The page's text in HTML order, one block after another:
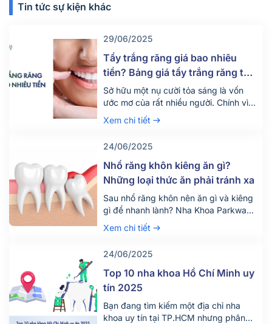
Tin tức sự kiện khác
29/06/2025
Tẩy trắng răng giá bao nhiêu
tiền? Bảng giá tẩy trắng răng tại
nha khoa mới nhất 2025
Sở hữu một nụ cười tỏa sáng là vốn
ước mơ của rất nhiều người. Chính vì
vậy hiện nay có rất nhiều người tìm
đến dịch vụ tẩy trắng răng để thỏa
trắng răng giá bao nhiêu tiền? Quy
trình diễn ra dịch vụ này như […]
Xem chi tiết
24/06/2025
Nhổ răng khôn kiêng ăn gì?
Những loại thức ăn phải tránh xa
Sau nhổ răng khôn nên ăn gì và kiêng
gì để nhanh lành? Nha Khoa Parkway
chia sẻ chế độ ăn uống khoa học giúp
giảm đau, tránh biến chứng. Tìm hiểu
Xem chi tiết
24/06/2025
Top 10 nha khoa Hồ Chí Minh uy
tín 2025
Bạn đang tìm kiếm một địa chỉ nha
khoa uy tín tại TP.HCM nhưng phân